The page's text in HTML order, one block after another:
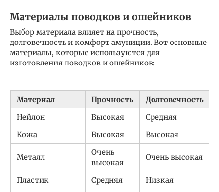
Материалы поводков и ошейников
Выбор материала влияет на прочность,
долговечность и комфорт амуниции. Вот основные
материалы, которые используются для
изготовления поводков и ошейников:
Материал Прочность Долговечность
Нейлон
Высокая Средняя
Кожа
Высокая Высокая
Металл
Очень
высокая
Очень высокая
Пластик Средняя Низкая